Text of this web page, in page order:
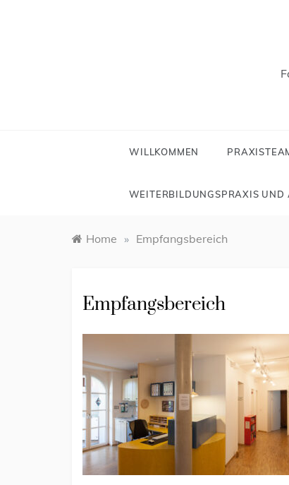
WILLKOMMEN
WEITERBILDUNGSPRAXIS UND
Home » Empfangsbereich
Empfangsbereich